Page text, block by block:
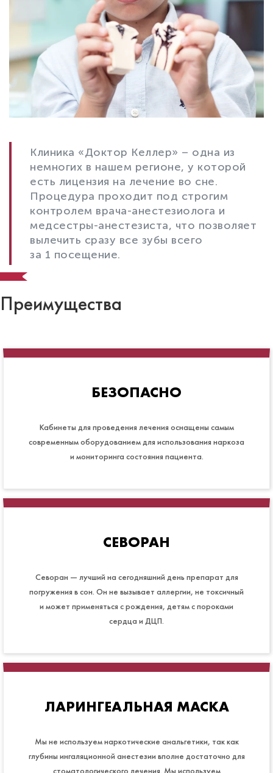
Клиника «Доктор Келлер» – одна из
немногих в нашем регионе, у которой
есть лицензия на лечение во сне.
Процедура проходит под строгим
контролем врача-анестезиолога и
медсестры-анестезиста, что позволяет
вылечить сразу все зубы всего
за 1 посещение.
Преимущества
БЕЗОПАСНО
Кабинеты для проведения лечения оснащены самым
современным оборудованием для использования наркоза
и мониторинга состояния пациента.
СЕВОРАН
Севоран — лучший на сегодняшний день препарат для
погружения в сон. Он не вызывает аллергии, не токсичный
и может применяться с рождения, детям с пороками
сердца и ДЦП.
ЛАРИНГЕАЛЬНАЯ МАСКА
Мы не используем наркотические анальгетики, так как
глубины ингаляционной анестезии вполне достаточно для